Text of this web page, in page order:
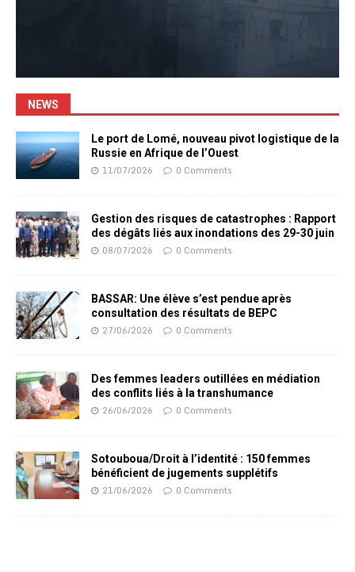
NEWS
Le port de Lomé, nouveau pivot logistique de la
Russie en Afrique de l’Ouest
11/07/2026 0 Comments
Gestion des risques de catastrophes : Rapport
des dégâts liés aux inondations des 29-30 juin
08/07/2026 0 Comments
BASSAR: Une élève s’est pendue après
consultation des résultats de BEPC
27/06/2026 0 Comments
Des femmes leaders outillées en médiation
des conflits liés à la transhumance
26/06/2026 0 Comments
Sotouboua/Droit à l’identité : 150 femmes
bénéficient de jugements supplétifs
21/06/2026 0 Comments